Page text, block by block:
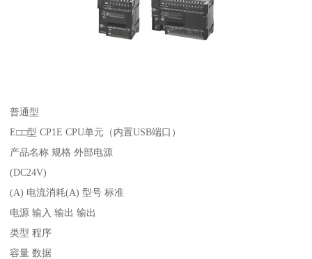
普通型
E□□型 CP1E CPU单元（内置USB端口）
产品名称 规格 外部电源
(DC24V)
(A) 电流消耗(A) 型号 标准
电源 输入 输出 输出
类型 程序
容量 数据